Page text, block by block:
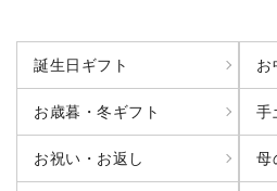
誕生日ギフト お
お歳暮・冬ギフト 手
お祝い・お返し 母